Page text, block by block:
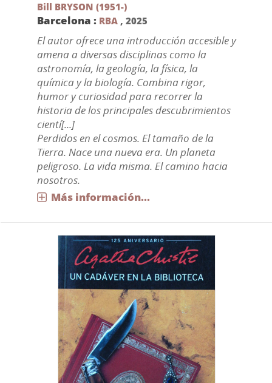
Bill BRYSON (1951-)
Barcelona : RBA , 2025
El autor ofrece una introducción accesible y
amena a diversas disciplinas como la
astronomía, la geología, la física, la
química y la biología. Combina rigor,
humor y curiosidad para recorrer la
historia de los principales descubrimientos
cientí[...]
Perdidos en el cosmos. El tamaño de la
Tierra. Nace una nueva era. Un planeta
peligroso. La vida misma. El camino hacia
nosotros.
Más información...